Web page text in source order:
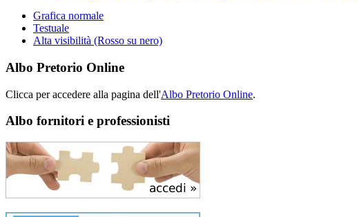
Grafica normale
Testuale
Alta visibilità (Rosso su nero)
Albo Pretorio Online
Clicca per accedere alla pagina dell'Albo Pretorio Online.
Albo fornitori e professionisti